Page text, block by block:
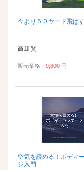
今より５０ヤード飛ば
高田 賢
販売価格： 9,800 円
空気を読める！ボディ
ジ入門...